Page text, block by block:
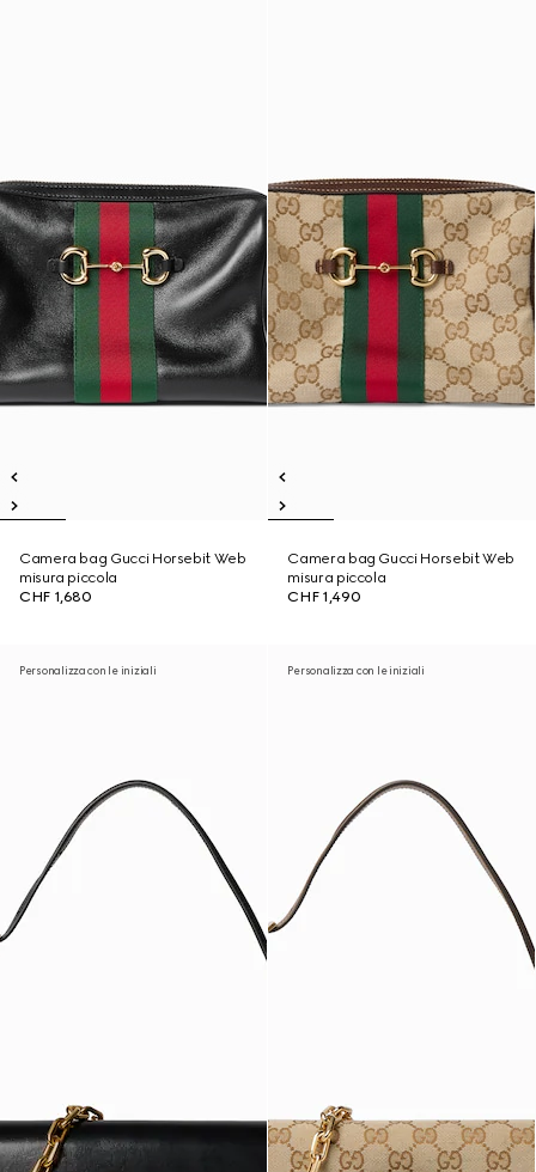
Camera bag Gucci Horsebit Web
misura piccola
CHF 1,680
Camera bag Gucci Horsebit Web
misura piccola
CHF 1,490
Personalizza con le iniziali Personalizza con le iniziali